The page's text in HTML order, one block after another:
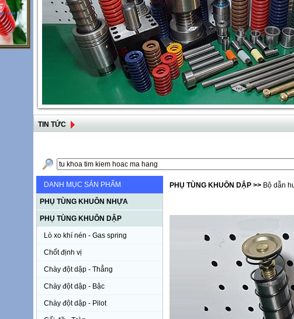
TIN TỨC
DANH MỤC SẢN PHẨM
PHỤ TÙNG KHUÔN NHỰA
PHỤ TÙNG KHUÔN DẬP
Lò xo khí nén - Gas spring
Chốt định vị
Chày đột dập - Thẳng
Chày đột dập - Bậc
Chày đột dập - Pilot
PHỤ TÙNG KHUÔN DẬP >> Bộ dẫn